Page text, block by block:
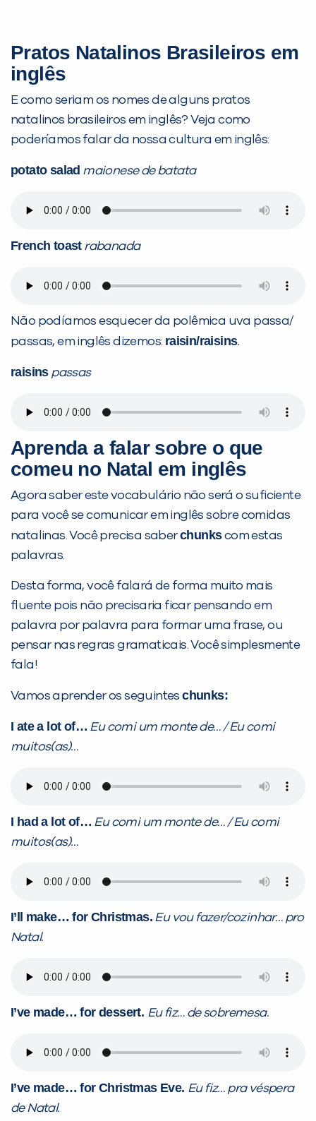
Pratos Natalinos Brasileiros em
inglês
E como seriam os nomes de alguns pratos
natalinos brasileiros em inglês? Veja como
poderíamos falar da nossa cultura em inglês:
potato salad maionese de batata
French toast rabanada
Não podíamos esquecer da polêmica uva passa/
passas, em inglês dizemos: raisin/raisins.
raisins passas
Aprenda a falar sobre o que
comeu no Natal em inglês
Agora saber este vocabulário não será o suficiente
para você se comunicar em inglês sobre comidas
natalinas. Você precisa saberchunkscom estas
palavras.
Desta forma, você falará de forma muito mais
fluente pois não precisaria ficar pensando em
palavra por palavra para formar uma frase, ou
pensar nas regras gramaticais. Você simplesmente
fala!
Vamos aprender os seguinteschunks:
I ate a lot of… Eu comi um monte de… / Eu comi
muitos(as)…
I had a lot of… Eu comi um monte de… / Eu comi
muitos(as)…
I’ll make… for Christmas. Eu vou fazer/cozinhar… pro
Natal.
I’ve made… for dessert. Eu fiz… de sobremesa.
I’ve made… for Christmas Eve. Eu fiz… pra véspera
de Natal.